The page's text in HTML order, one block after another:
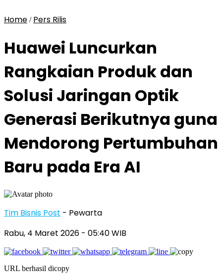
Home / Pers Rilis
Huawei Luncurkan
Rangkaian Produk dan
Solusi Jaringan Optik
Generasi Berikutnya guna
Mendorong Pertumbuhan
Baru pada Era AI
Tim Bisnis Post - Pewarta
Rabu, 4 Maret 2026 - 05:40 WIB
URL berhasil dicopy